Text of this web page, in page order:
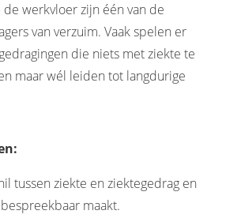
werkvloer zijn één van de
van verzuim. Vaak spelen er
die niets met ziekte te
maar wél leiden tot langdurige
tussen ziekte en ziektegedrag en
maakt.